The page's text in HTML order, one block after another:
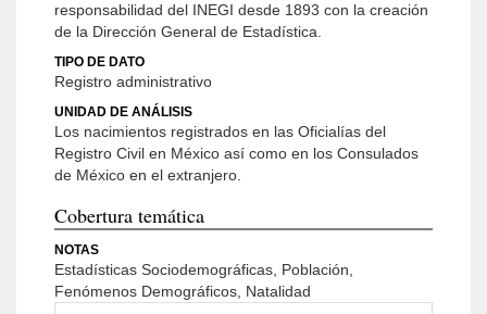
responsabilidad del INEGI desde 1893 con la creación
de la Dirección General de Estadística.
TIPO DE DATO
Registro administrativo
UNIDAD DE ANÁLISIS
Los nacimientos registrados en las Oficialías del
Registro Civil en México así como en los Consulados
de México en el extranjero.
Cobertura temática
NOTAS
Estadísticas Sociodemográficas, Población,
Fenómenos Demográficos, Natalidad